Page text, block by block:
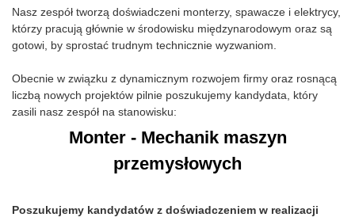
Nasz zespół tworzą doświadczeni monterzy, spawacze i elektrycy,
którzy pracują głównie w środowisku międzynarodowym oraz są
gotowi, by sprostać trudnym technicznie wyzwaniom.
Obecnie w związku z dynamicznym rozwojem firmy oraz rosnącą
liczbą nowych projektów pilnie poszukujemy kandydata, który
zasili nasz zespół na stanowisku:
Monter - Mechanik maszyn
przemysłowych
Poszukujemy kandydatów z doświadczeniem w realizacji